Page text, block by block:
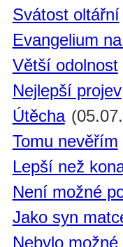
Svátost oltářní
Evangelium
Větší odolnost
Nejlepší projev
Útěcha
Tomu nevěřím
Lepší než
Není možné
Jako syn
Nebylo